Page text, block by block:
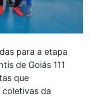
para a etapa
de Goiás 111
que
da